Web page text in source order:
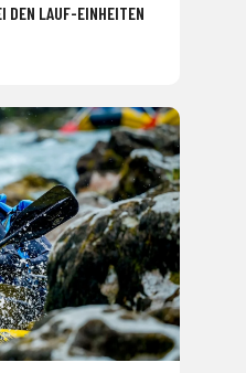
DEN LAUF-EINHEITEN